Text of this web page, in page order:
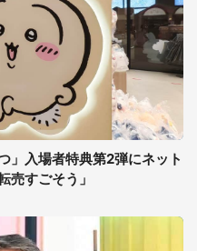
」入場者特典第2弾にネット
売すごそう」